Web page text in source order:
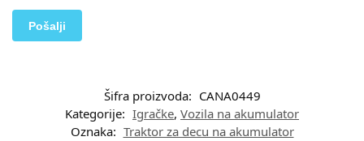
Šifra proizvoda: CANA0449
Kategorije: Igračke, Vozila na akumulator
Oznaka: Traktor za decu na akumulator